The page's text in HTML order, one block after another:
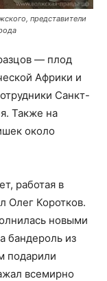
представители
— плод
Африки и
Санкт-
Также на
около
работая в
Олег Коротков.
новыми
бандероль из
подарили
всемирно